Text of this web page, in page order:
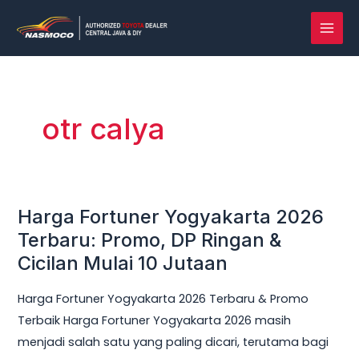
konten
otr calya
Harga Fortuner Yogyakarta 2026
Terbaru: Promo, DP Ringan &
Cicilan Mulai 10 Jutaan
Harga Fortuner Yogyakarta 2026 Terbaru & Promo
Terbaik Harga Fortuner Yogyakarta 2026 masih
menjadi salah satu yang paling dicari, terutama bagi
Harga
Fortuner
Yogyakarta
Terbaru:
Promo,
DP